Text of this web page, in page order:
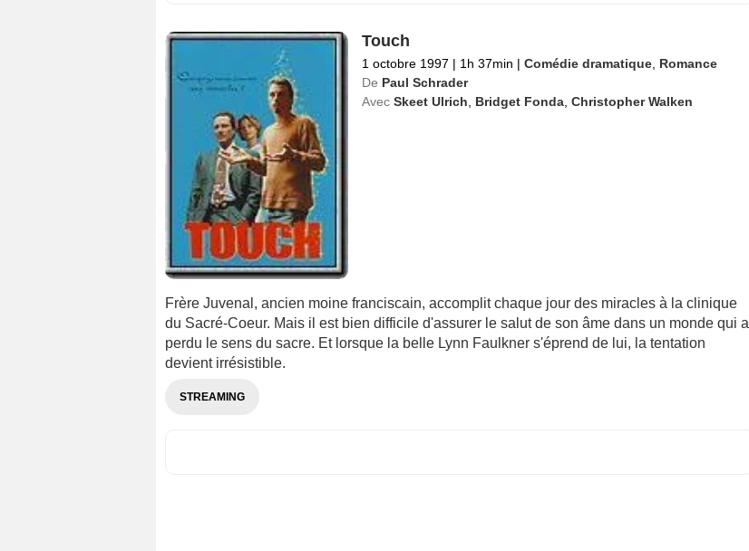
Touch
1 octobre 1997 | 1h 37min | Comédie dramatique, Romance
De Paul Schrader
Avec Skeet Ulrich, Bridget Fonda, Christopher Walken
Frère Juvenal, ancien moine franciscain, accomplit chaque jour des miracles à la clinique
du Sacré-Coeur. Mais il est bien difficile d'assurer le salut de son âme dans un monde qui a
perdu le sens du sacre. Et lorsque la belle Lynn Faulkner s'éprend de lui, la tentation
devient irrésistible.
STREAMING